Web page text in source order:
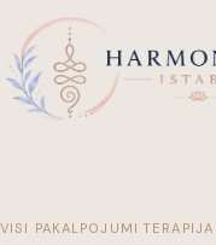
VISI PAKALPOJUMI ·